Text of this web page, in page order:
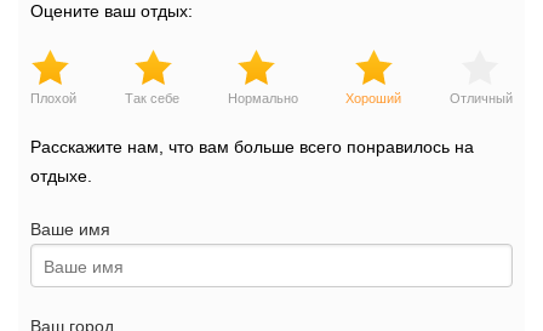
Оцените ваш отдых:
Плохой Так себе Нормально Хороший Отличный
Расскажите нам, что вам больше всего понравилось на
отдыхе.
Ваше имя
Ваш город